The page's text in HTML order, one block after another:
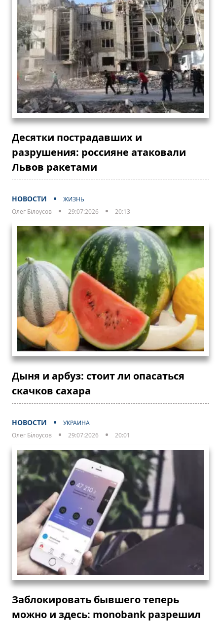
Десятки пострадавших и
разрушения: россияне атаковали
Львов ракетами
НОВОСТИ
ЖИЗНЬ
Олег Білоусов
29:07:2026 20:13
Дыня и арбуз: стоит ли опасаться
скачков сахара
НОВОСТИ
УКРАИНА
Олег Білоусов
29:07:2026 20:01
Заблокировать бывшего теперь
можно и здесь: monobank разрешил